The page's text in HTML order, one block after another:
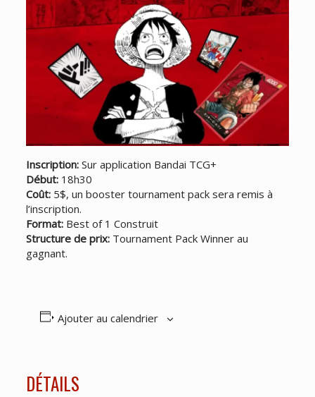
Inscription:Sur application Bandai TCG+
Début:18h30
Coût:5$, un booster tournament pack sera remis à
l’inscription.
Format:Best of 1 Construit
Structure de prix:Tournament Pack Winner au
gagnant.
Ajouter au calendrier
DÉTAILS